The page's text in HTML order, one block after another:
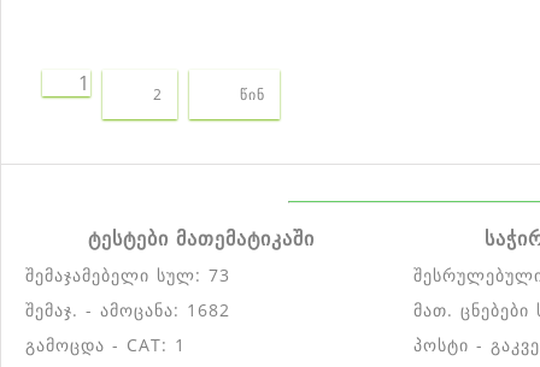
1 2 წინ
ტესტები მათემატიკაში
შემაჯამებელი სულ: 73
შემაჯ. - ამოცანა: 1682
გამოცდა - CAT: 1
მათ.
პოსტი -